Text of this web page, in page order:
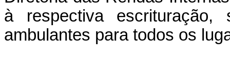
à respectiva
ambulantes para todos os